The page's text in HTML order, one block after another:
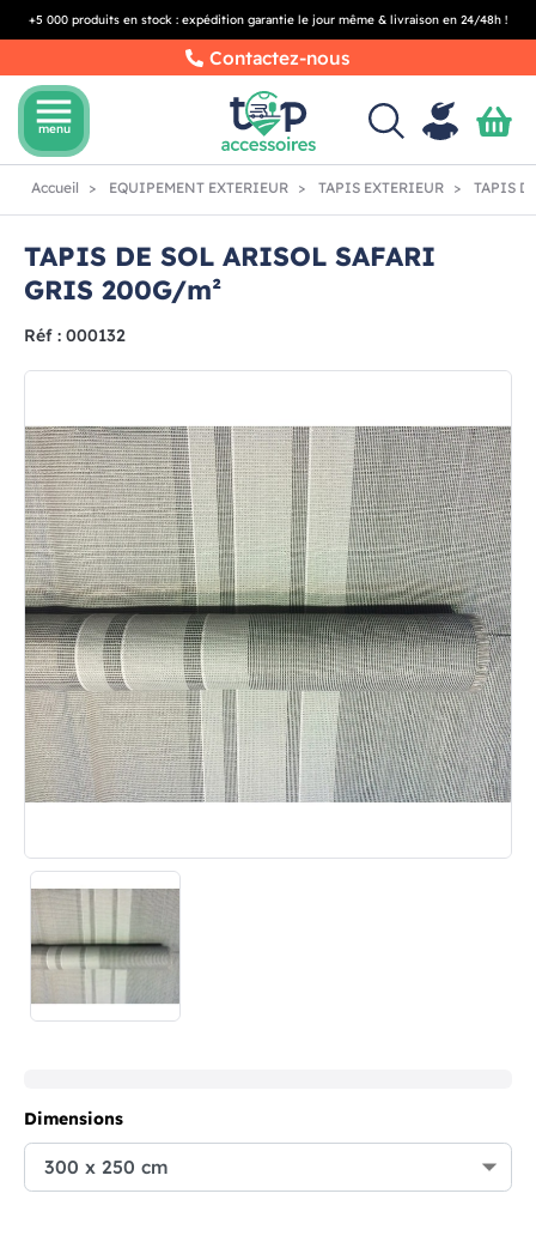
+5 000 produits en stock : expédition garantie le jour même & livraison en 24/48h !
Contactez-nous
menu
menu
Accueil EQUIPEMENT EXTERIEUR TAPIS EXTERIEUR TAPIS
TAPIS DE SOL ARISOL SAFARI
GRIS 200G/m²
Réf : 000132
Dimensions